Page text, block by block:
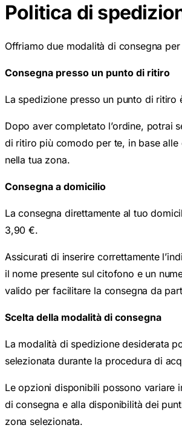
Politica di
Offriamo due modalità di consegna
Consegna presso un punto di ritiro
La spedizione presso un punto di ritiro
Dopo aver completato l’ordine, potrai
di ritiro più comodo per te, in base
nella tua zona.
Consegna a domicilio
La consegna direttamente al tuo
3,90 €.
Assicurati di inserire correttamente
il nome presente sul citofono e un
valido per facilitare la consegna da
Scelta della modalità di consegna
La modalità di spedizione desiderata
selezionata durante la procedura di
Le opzioni disponibili possono variare
di consegna e alla disponibilità dei
zona selezionata.